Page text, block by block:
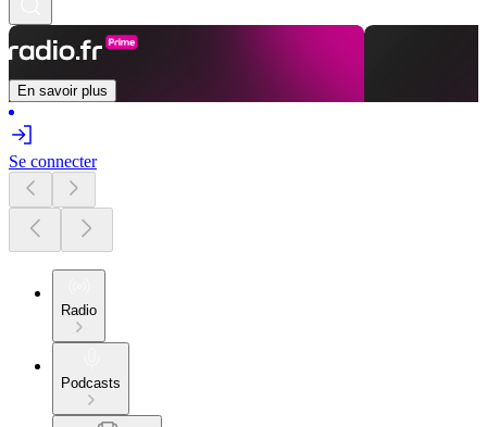
En savoir plus
Se connecter
Radio
Podcasts